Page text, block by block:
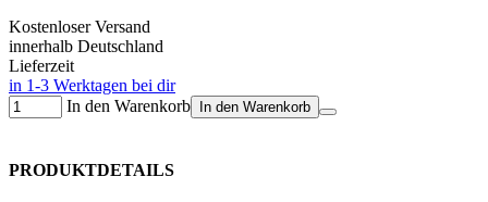
Kostenloser Versand
innerhalb Deutschland
Lieferzeit
in 1-3 Werktagen bei dir
In den Warenkorb
In den Warenkorb
PRODUKTDETAILS